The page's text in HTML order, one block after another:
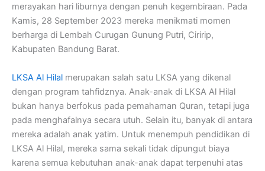
merayakan hari liburnya dengan penuh kegembiraan. Pada
Kamis, 28 September 2023 mereka menikmati momen
berharga di Lembah Curugan Gunung Putri, Ciririp,
Kabupaten Bandung Barat.
LKSA Al Hilal merupakan salah satu LKSA yang dikenal
dengan program tahfidznya. Anak-anak di LKSA Al Hilal
bukan hanya berfokus pada pemahaman Quran, tetapi juga
pada menghafalnya secara utuh. Selain itu, banyak di antara
mereka adalah anak yatim. Untuk menempuh pendidikan di
LKSA Al Hilal, mereka sama sekali tidak dipungut biaya
karena semua kebutuhan anak-anak dapat terpenuhi atas